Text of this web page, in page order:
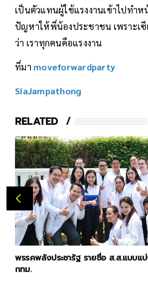
เป็นตัวแทนผู้ใช้แรงงานเข้าไปทำห
ปัญหาให้พี่น้องประชาชน เพราะเซี
ว่า เราทุกคนคือแรงงาน
ที่มา moveforwardparty
SiaJampathong
RELATED
พรรคพลังประชารัฐ รายชื่อ ส.ส.แบบแ
กทม.